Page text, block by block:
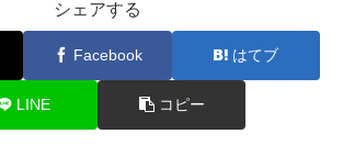
シェアする
Facebook はてブ
LINE コピー